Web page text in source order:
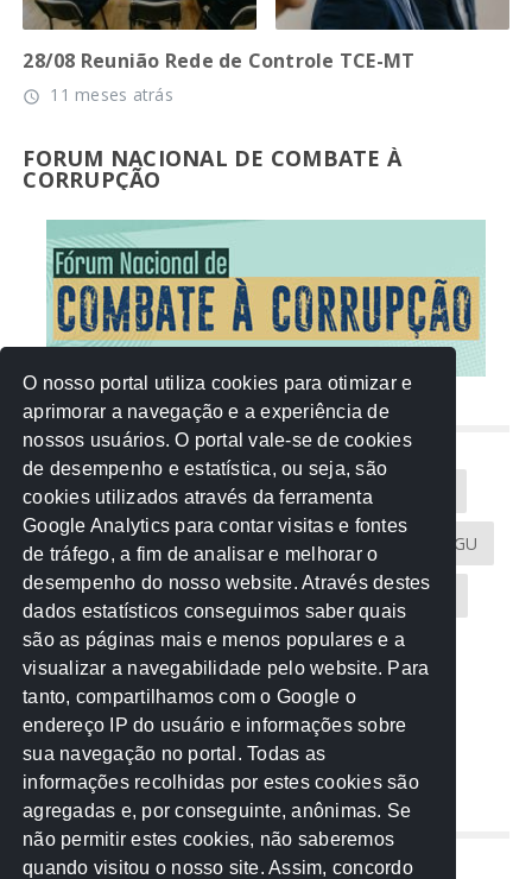
28/08 Reunião Rede de Controle TCE-MT
access_time 11 meses atrás
FORUM NACIONAL DE COMBATE À
CORRUPÇÃO
NUVEM DE TAGS
Acontece na Rede AGU AMM
Atricon Audicom CAU-MT CGU
CREA-MT Eventos MPC-MT MPE-MT
MPF Notícias PF PGE-MT PGR
Receita Federal Sem categoria
TCE-MT TCU TRE
REDE NOS ESTADOS
O nosso portal utiliza cookies para otimizar e
aprimorar a navegação e a experiência de
nossos usuários. O portal vale-se de cookies
de desempenho e estatística, ou seja, são
cookies utilizados através da ferramenta
Google Analytics para contar visitas e fontes
de tráfego, a fim de analisar e melhorar o
desempenho do nosso website. Através destes
dados estatísticos conseguimos saber quais
são as páginas mais e menos populares e a
visualizar a navegabilidade pelo website. Para
tanto, compartilhamos com o Google o
endereço IP do usuário e informações sobre
sua navegação no portal. Todas as
informações recolhidas por estes cookies são
agregadas e, por conseguinte, anônimas. Se
não permitir estes cookies, não saberemos
quando visitou o nosso site. Assim, concordo